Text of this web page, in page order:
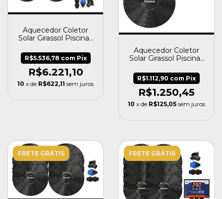
Aquecedor Coletor
Solar Girassol Piscinas
R$6.221,10
R$5.536,78 com Pix
10 x de R$622,11 sem juros
Aquecedor Coletor
Solar Girassol Piscinas
50mm
R$1.250,45
R$1.112,90 com Pix
10 x de R$125,05 sem juros
FRETE GRÁTIS FRETE GRÁTIS